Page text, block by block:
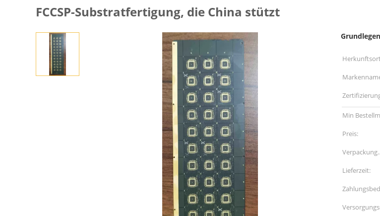
FCCSP-Substratfertigung, die China stützt
Min
Preis:
Verpackung
Lieferzeit: